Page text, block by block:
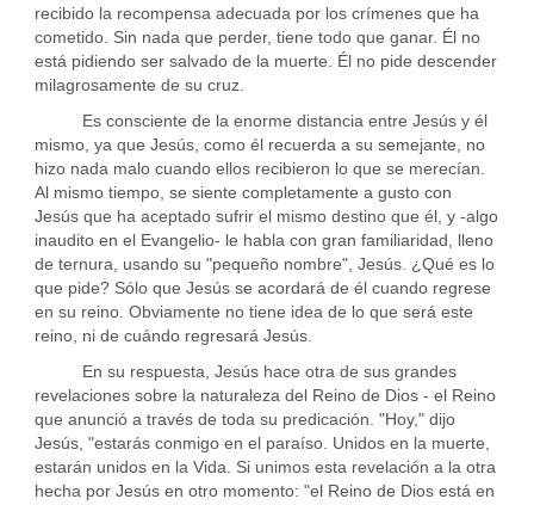
recibido la recompensa adecuada por los crímenes que ha
cometido. Sin nada que perder, tiene todo que ganar. Él no
está pidiendo ser salvado de la muerte. Él no pide descender
milagrosamente de su cruz.
Es consciente de la enorme distancia entre Jesús y él
mismo, ya que Jesús, como él recuerda a su semejante, no
hizo nada malo cuando ellos recibieron lo que se merecían.
Al mismo tiempo, se siente completamente a gusto con
Jesús que ha aceptado sufrir el mismo destino que él, y -algo
inaudito en el Evangelio- le habla con gran familiaridad, lleno
de ternura, usando su "pequeño nombre", Jesús. ¿Qué es lo
que pide? Sólo que Jesús se acordará de él cuando regrese
en su reino. Obviamente no tiene idea de lo que será este
reino, ni de cuándo regresará Jesús.
En su respuesta, Jesús hace otra de sus grandes
revelaciones sobre la naturaleza del Reino de Dios - el Reino
que anunció a través de toda su predicación. "Hoy," dijo
Jesús, "estarás conmigo en el paraíso. Unidos en la muerte,
estarán unidos en la Vida. Si unimos esta revelación a la otra
hecha por Jesús en otro momento: "el Reino de Dios está en